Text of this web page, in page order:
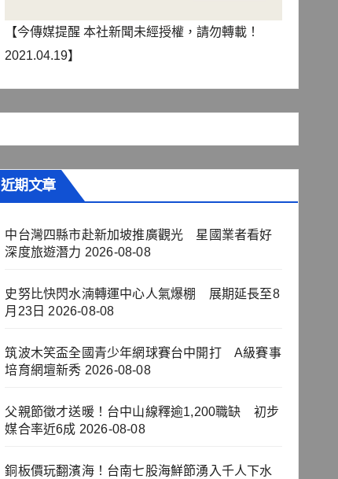
【今傳媒提醒 本社新聞未經授權，請勿轉載！
2021.04.19】
近期文章
中台灣四縣市赴新加坡推廣觀光 星國業者看好
深度旅遊潛力 2026-08-08
史努比快閃水湳轉運中心人氣爆棚 展期延長至8
月23日 2026-08-08
筑波木笑盃全國青少年網球賽台中開打 A級賽事
培育網壇新秀 2026-08-08
父親節徵才送暖！台中山線釋逾1,200職缺 初步
媒合率近6成 2026-08-08
銅板價玩翻濱海！台南七股海鮮節湧入千人下水